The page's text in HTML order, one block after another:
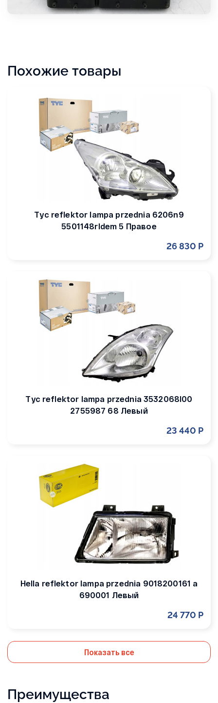
Похожие товары
Tyc reflektor lampa przednia 6206n9
5501148rldem 5 Правое
26 830 Р
Tyc reflektor lampa przednia 3532068l00
2755987 68 Левый
23 440 Р
Hella reflektor lampa przednia 9018200161 a
690001 Левый
24 770 Р
Показать все
Преимущества